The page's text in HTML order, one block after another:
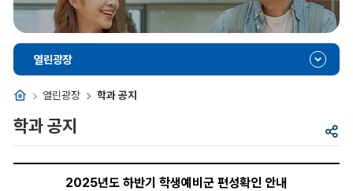
홈 열린광장 학과 공지
열린광장
공
학과 공지
2025년도 하반기 학생예비군 편성확인 안내